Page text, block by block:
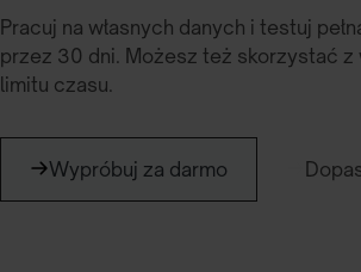
Pracuj na własnych danych i testuj
przez 30 dni. Możesz też skorzystać z
limitu czasu.
Wypróbuj za darmo